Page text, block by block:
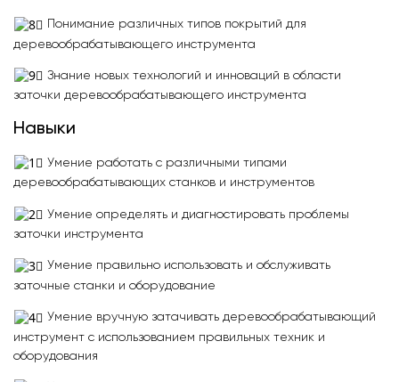
Понимание различных типов покрытий для
деревообрабатывающего инструмента
Знание новых технологий и инноваций в области
заточки деревообрабатывающего инструмента
Навыки
Умение работать с различными типами
деревообрабатывающих станков и инструментов
Умение определять и диагностировать проблемы
заточки инструмента
Умение правильно использовать и обслуживать
заточные станки и оборудование
Умение вручную затачивать деревообрабатывающий
инструмент с использованием правильных техник и
оборудования